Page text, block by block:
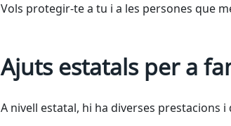
Vols protegir-te a tu i a les persones que
Ajuts estatals per a
A nivell estatal, hi ha diverses prestacions